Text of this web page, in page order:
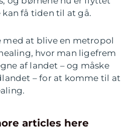
kan få tiden til at gå.
med at blive en metropol
hvor man ligefrem
af landet – og måske
– for at komme til at
articles here